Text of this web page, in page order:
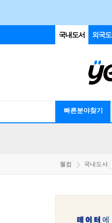
국내도서 외국
빠른분야찾기
웰컴 국내도서